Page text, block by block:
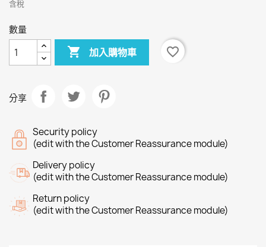
含稅
數量
 加入購物車 favorite_border
分享
Security policy
(edit with the Customer Reassurance module)
Delivery policy
(edit with the Customer Reassurance module)
Return policy
(edit with the Customer Reassurance module)